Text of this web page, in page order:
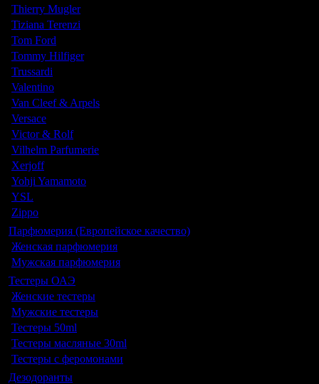
Thierry Mugler
Tiziana Terenzi
Tom Ford
Tommy Hilfiger
Trussardi
Valentino
Van Cleef & Arpels
Versace
Victor & Rolf
Vilhelm Parfumerie
Xerjoff
Yohji Yamamoto
YSL
Zippo
Парфюмерия (Европейское качество)
Женская парфюмерия
Мужская парфюмерия
Тестеры ОАЭ
Женские тестеры
Мужские тестеры
Тестеры 50ml
Тестеры масляные 30ml
Тестеры с феромонами
Дезодоранты